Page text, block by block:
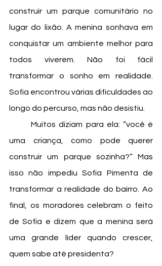
construir um parque comunitário no
lugar do lixão. A menina sonhava em
conquistar um ambiente melhor para
todos viverem. Não foi fácil
transformar o sonho em realidade.
Sofia encontrou várias dificuldades ao
longo do percurso, mas não desistiu.
	Muitos diziam para ela: “você é
uma criança, como pode querer
construir um parque sozinha?” Mas
isso não impediu Sofia Pimenta de
transformar a realidade do bairro. Ao
final, os moradores celebram o feito
de Sofia e dizem que a menina será
uma grande líder quando crescer,
quem sabe até presidenta?